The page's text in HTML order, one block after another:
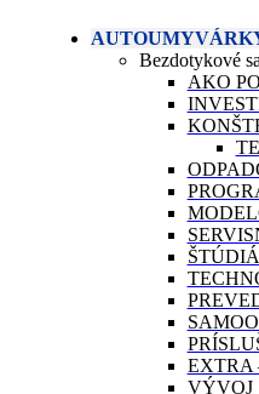
Bezdotykové
AKO
ŠTÚDIÁ
EXTRA
VÝVOJ